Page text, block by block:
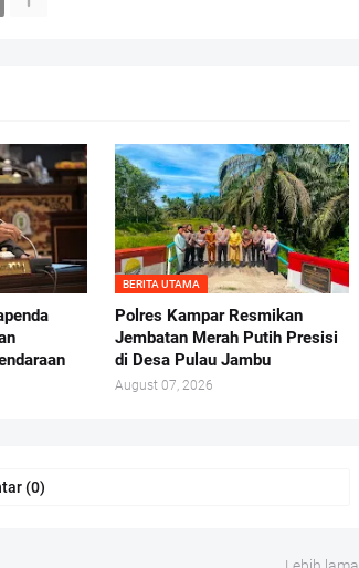
BERITA UTAMA
Polres Kampar Resmikan
Jembatan Merah Putih Presisi
di Desa Pulau Jambu
August 07, 2026
(0)